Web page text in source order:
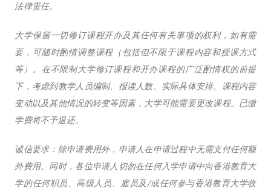
法律责任。
大学保留一切修订课程开办及其任何有关事项的权利，如有需
要，可随时酌情调整课程（包括但不限于课程内容和授课方式
等）。在不限制大学修订课程和开办课程的广泛酌情权的前提
下，考虑到教学人员编制、报读人数、实际具体安排、课程内容
变动以及其他情况的转变等因素，大学可能需要更改课程。已缴
学费将不予退还。
诚信要求：除申请费用外，申请人在申请过程中无需支付任何额
外费用。同时，各位申请人切勿在任何入学申请中向香港教育大
学的任何职员、高级人员、雇员及/或任何参与香港教育大学收